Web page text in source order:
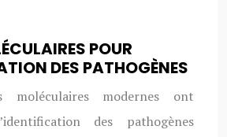
POUR
DES PATHOGÈNES
moléculaires modernes ont
des pathogènes